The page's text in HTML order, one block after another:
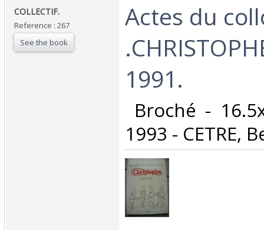
‎COLLECTIF.‎
Reference : 267
See the book
‎Actes du
1991.‎
Broché -
1993 - CETRE,